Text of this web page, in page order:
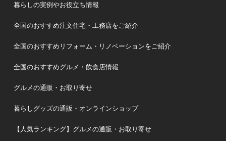
暮らしの実例やお役立ち情報
全国のおすすめ注文住宅・工務店をご紹介
全国のおすすめリフォーム・リノベーションをご紹介
全国のおすすめグルメ・飲食店情報
グルメの通販・お取り寄せ
暮らしグッズの通販・オンラインショップ
【人気ランキング】グルメの通販・お取り寄せ